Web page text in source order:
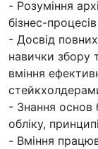
- Розуміння
бізнес-
- Досвід
навички збору
вміння
- Знання основ
обліку,
- Вміння